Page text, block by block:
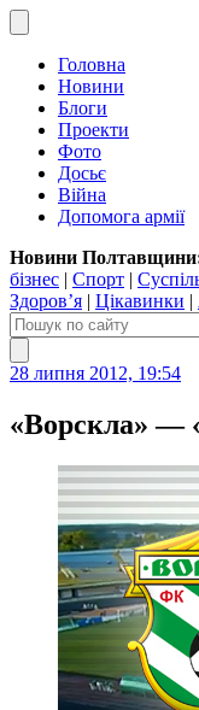
Головна
Новини
Блоги
Проекти
Фото
Досьє
Війна
Допомога армії
Новини
бізнес | Спорт |
Здоров’я | Цікавинки |
28 липня 2012, 19:54
«Ворскла» —